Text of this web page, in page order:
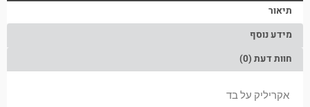
תיאור
מידע נוסף
חוות דעת (0)
אקריליק על בד